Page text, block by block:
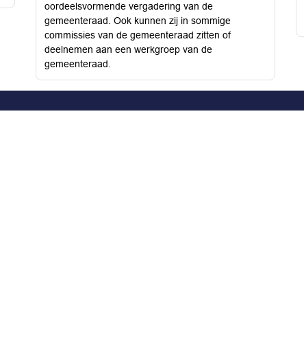
oordeelsvormende vergadering van de
gemeenteraad. Ook kunnen zij in sommige
commissies van de gemeenteraad zitten of
deelnemen aan een werkgroep van de
gemeenteraad.